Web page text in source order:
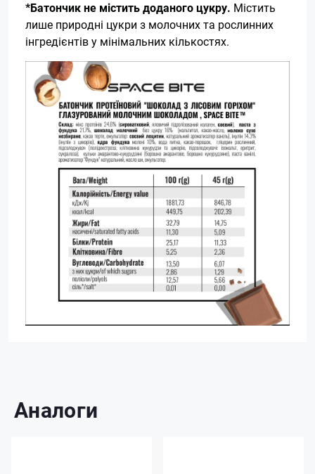
*Батончик не містить доданого цукру. Містить
лише природні цукри з молочних та рослинних
інгредієнтів у мінімальних кількостях.
Аналоги